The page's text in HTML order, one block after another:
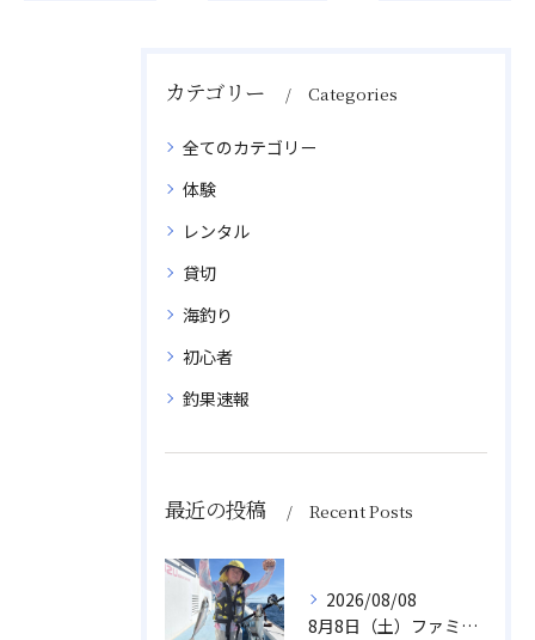
カテゴリー Categories
全てのカテゴリー
体験
レンタル
貸切
海釣り
初心者
釣果速報
最近の投稿 Recent Posts
2026/08/08
8月8日（土）ファミリーアジ